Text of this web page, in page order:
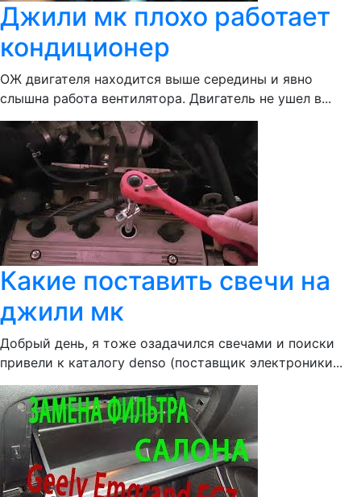
Джили мк плохо работает
кондиционер
ОЖ двигателя находится выше середины и явно
слышна работа вентилятора. Двигатель не ушел в...
Какие поставить свечи на
джили мк
Добрый день, я тоже озадачился свечами и поиски
привели к каталогу denso (поставщик электроники...